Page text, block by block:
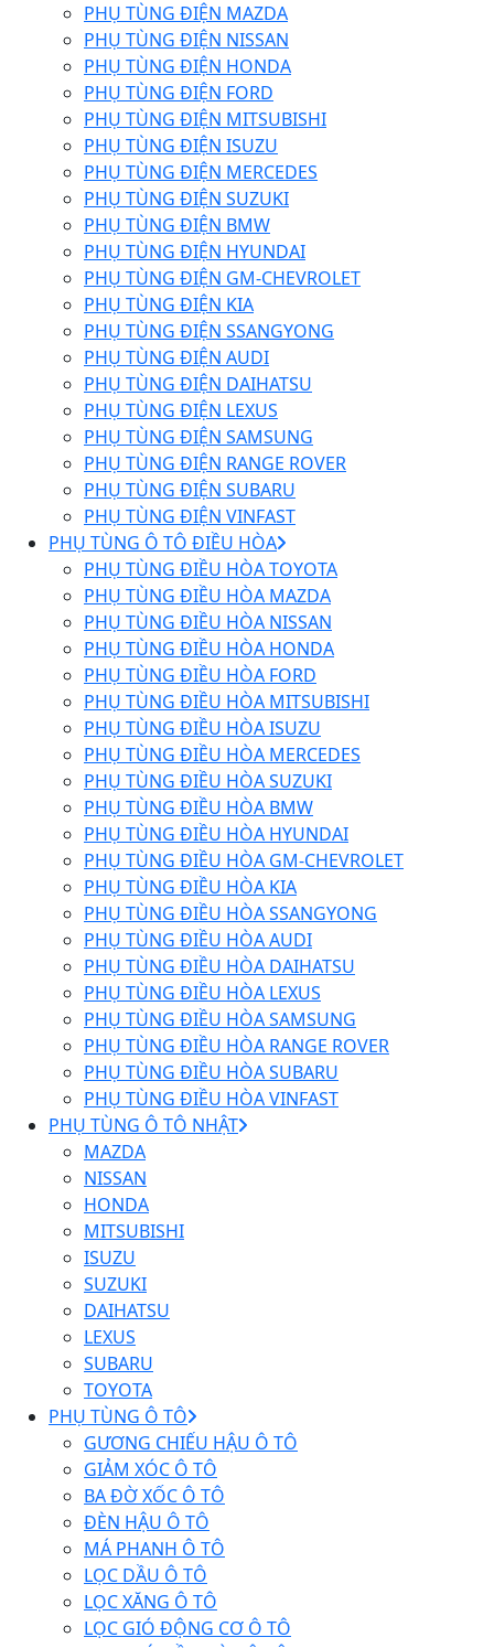
PHỤ TÙNG ĐIỆN MAZDA
PHỤ TÙNG ĐIỆN NISSAN
PHỤ TÙNG ĐIỆN HONDA
PHỤ TÙNG ĐIỆN FORD
PHỤ TÙNG ĐIỆN MITSUBISHI
PHỤ TÙNG ĐIỆN ISUZU
PHỤ TÙNG ĐIỆN MERCEDES
PHỤ TÙNG ĐIỆN SUZUKI
PHỤ TÙNG ĐIỆN BMW
PHỤ TÙNG ĐIỆN HYUNDAI
PHỤ TÙNG ĐIỆN GM-CHEVROLET
PHỤ TÙNG ĐIỆN KIA
PHỤ TÙNG ĐIỆN SSANGYONG
PHỤ TÙNG ĐIỆN AUDI
PHỤ TÙNG ĐIỆN DAIHATSU
PHỤ TÙNG ĐIỆN LEXUS
PHỤ TÙNG ĐIỆN SAMSUNG
PHỤ TÙNG ĐIỆN RANGE ROVER
PHỤ TÙNG ĐIỆN SUBARU
PHỤ TÙNG ĐIỆN VINFAST
PHỤ TÙNG Ô TÔ ĐIỀU HÒA
PHỤ TÙNG ĐIỀU HÒA TOYOTA
PHỤ TÙNG ĐIỀU HÒA MAZDA
PHỤ TÙNG ĐIỀU HÒA NISSAN
PHỤ TÙNG ĐIỀU HÒA HONDA
PHỤ TÙNG ĐIỀU HÒA FORD
PHỤ TÙNG ĐIỀU HÒA MITSUBISHI
PHỤ TÙNG ĐIỀU HÒA ISUZU
PHỤ TÙNG ĐIỀU HÒA MERCEDES
PHỤ TÙNG ĐIỀU HÒA SUZUKI
PHỤ TÙNG ĐIỀU HÒA BMW
PHỤ TÙNG ĐIỀU HÒA HYUNDAI
PHỤ TÙNG ĐIỀU HÒA GM-CHEVROLET
PHỤ TÙNG ĐIỀU HÒA KIA
PHỤ TÙNG ĐIỀU HÒA SSANGYONG
PHỤ TÙNG ĐIỀU HÒA AUDI
PHỤ TÙNG ĐIỀU HÒA DAIHATSU
PHỤ TÙNG ĐIỀU HÒA LEXUS
PHỤ TÙNG ĐIỀU HÒA SAMSUNG
PHỤ TÙNG ĐIỀU HÒA RANGE ROVER
PHỤ TÙNG ĐIỀU HÒA SUBARU
PHỤ TÙNG ĐIỀU HÒA VINFAST
PHỤ TÙNG Ô TÔ NHẬT
MAZDA
NISSAN
HONDA
MITSUBISHI
ISUZU
SUZUKI
DAIHATSU
LEXUS
SUBARU
TOYOTA
PHỤ TÙNG Ô TÔ
GƯƠNG CHIẾU HẬU Ô TÔ
GIẢM XÓC Ô TÔ
BA ĐỜ XỐC Ô TÔ
ĐÈN HẬU Ô TÔ
MÁ PHANH Ô TÔ
LỌC DẦU Ô TÔ
LỌC XĂNG Ô TÔ
LỌC GIÓ ĐỘNG CƠ Ô TÔ